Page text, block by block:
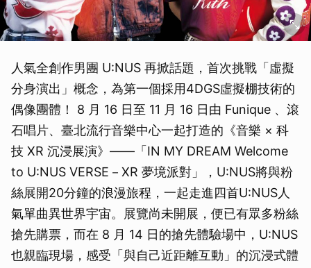
人氣全創作男團 U:NUS 再掀話題，首次挑戰「虛擬
分身演出」概念，為第一個採用4DGS虛擬棚技術的
偶像團體！ 8 月 16 日至 11 月 16 日由 Funique 、滾
石唱片、臺北流行音樂中心一起打造的《音樂 × 科
技 XR 沉浸展演》——「IN MY DREAM Welcome
to U:NUS VERSE－XR 夢境派對」，U:NUS將與粉
絲展開20分鐘的浪漫旅程，一起走進四首U:NUS人
氣單曲異世界宇宙。展覽尚未開展，便已有眾多粉絲
搶先購票，而在 8 月 14 日的搶先體驗場中，U:NUS
也親臨現場，感受「與自己近距離互動」的沉浸式體